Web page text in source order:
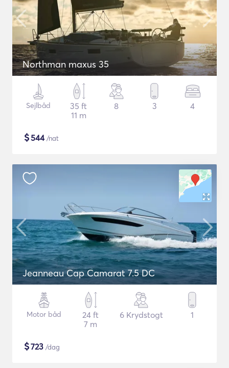
Northman maxus 35
Sejlbåd
35 ft
11 m
8 3 4
$544/nat
Jeanneau Cap Camarat 7.5 DC
Motor båd
24 ft
7 m
6 Krydstogt 1
$723 /dag